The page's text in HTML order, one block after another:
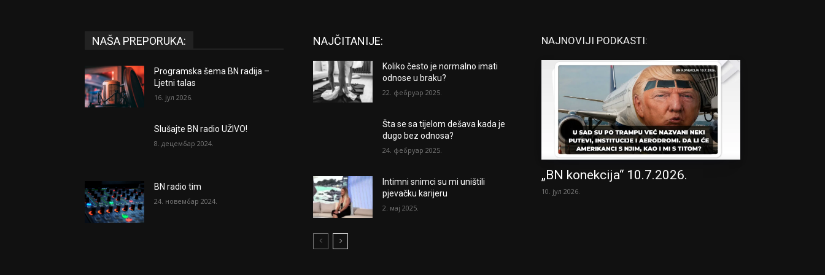
NAŠA PREPORUKA:
Programska šema BN radija –
Ljetni talas
16. јул 2026.
Slušajte BN radio UŽIVO!
8. децембар 2024.
BN radio tim
24. новембар 2024.
NAJČITANIJE:
Koliko često je normalno imati
odnose u braku?
22. фебруар 2025.
Šta se sa tijelom dešava kada je
dugo bez odnosa?
24. фебруар 2025.
Intimni snimci su mi uništili
pjevačku karijeru
2. мај 2025.
NAJNOVIJI PODKASTI:
„BN konekcija“ 10.7.2026.
10. јул 2026.